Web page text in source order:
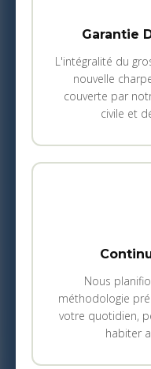
Garantie
L'intégralité du
nouvelle
couverte par
civile et
Nous
méthodologie
votre quotidien,
habiter